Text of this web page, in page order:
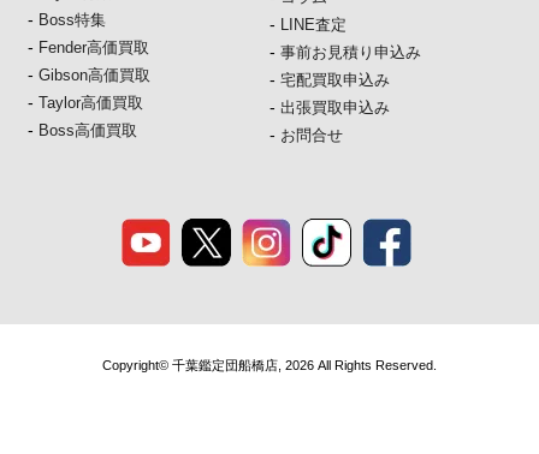
- Boss特集
- Fender高価買取
-Gibson高価買取
-Taylor高価買取
- Boss高価買取
- LINE査定
- 事前お見積り申込み
- 宅配買取申込み
- 出張買取申込み
- お問合せ
Copyright© 千葉鑑定団船橋店, 2026 All Rights Reserved.